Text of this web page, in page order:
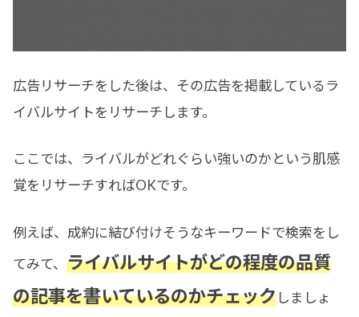
広告リサーチをした後は、その広告を掲載しているラ
イバルサイトをリサーチします。
ここでは、ライバルがどれぐらい強いのかという肌感
覚をリサーチすればOKです。
例えば、成約に結び付けそうなキーワードで検索をし
てみて、 ライバルサイトがどの程度の品質
の記事を書いているのかチェックしましょ